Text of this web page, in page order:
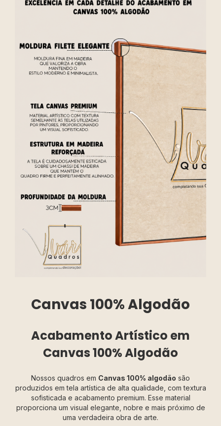
Canvas 100% Algodão
Acabamento Artístico em
Canvas 100% Algodão
Nossos quadros em Canvas 100% algodão são
produzidos em tela artística de alta qualidade, com textura
sofisticada e acabamento premium. Esse material
proporciona um visual elegante, nobre e mais próximo de
uma verdadeira obra de arte.